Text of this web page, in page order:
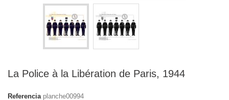
La Police à la Libération de Paris, 1944
Referencia planche00994